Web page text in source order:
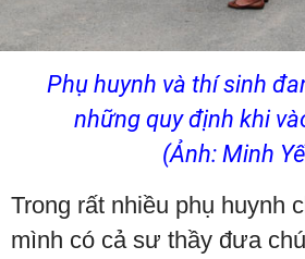
Phụ huynh và thí sinh
những quy định khi
(Ảnh: Minh
Trong rất nhiều phụ huynh
mình có cả sư thầy đưa